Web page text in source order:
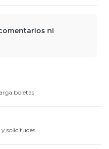
ni
boletas
solicitudes